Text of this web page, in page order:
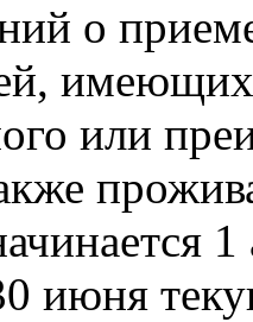
о
или
июня